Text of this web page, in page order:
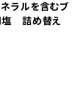
ラルを含むブ
塩 詰め替え